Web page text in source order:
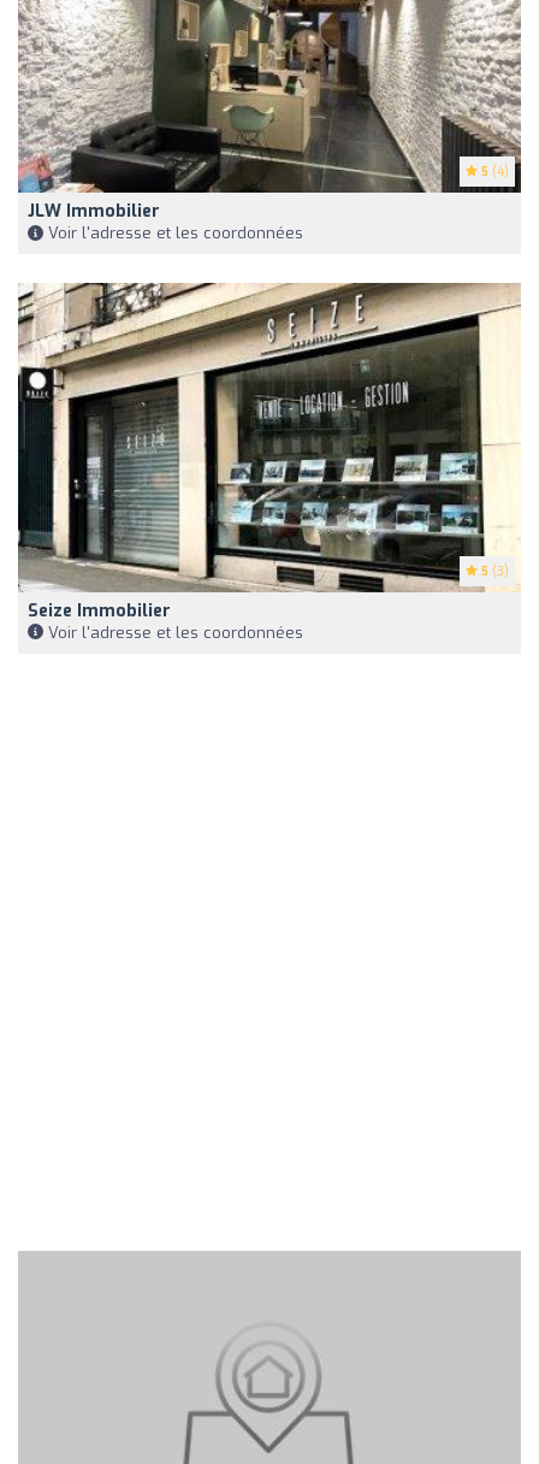
5 (4)
JLW Immobilier
Voir l'adresse et les coordonnées
5 (3)
Seize Immobilier
Voir l'adresse et les coordonnées